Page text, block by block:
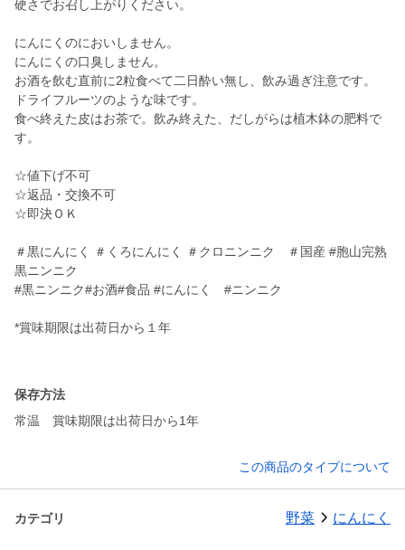
硬さでお召し上がりください。
にんにくのにおいしません。
にんにくの口臭しません。
お酒を飲む直前に2粒食べて二日酔い無し、飲み過ぎ注意です。
ドライフルーツのような味です。
食べ終えた皮はお茶で。飲み終えた、だしがらは植木鉢の肥料で
す。
☆値下げ不可
☆返品・交換不可
☆即決ＯＫ
＃黒にんにく ＃くろにんにく ＃クロニンニク ＃国産 #胞山完熟
黒ニンニク
#黒ニンニク#お酒#食品 #にんにく #ニンニク
*賞味期限は出荷日から１年
保存方法
常温 賞味期限は出荷日から1年
この商品のタイプについて
カテゴリ 野菜 にんにく